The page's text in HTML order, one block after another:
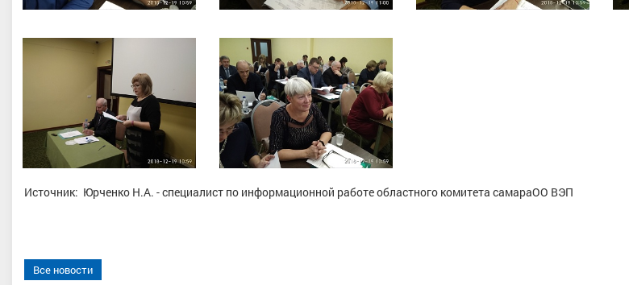
Источник: Юрченко Н.А. - специалист по информационной работе областного комитета самараОО ВЭП
Все новости